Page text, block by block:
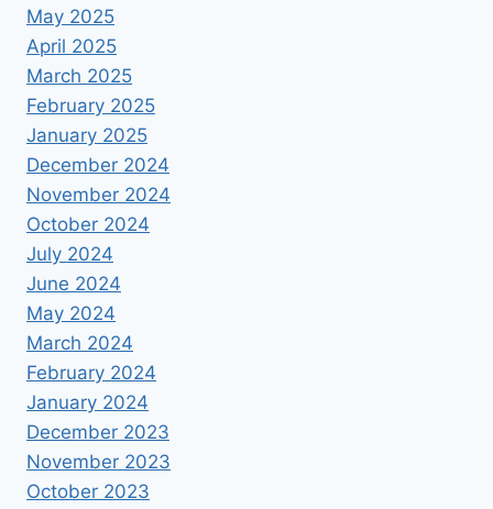
May 2025
April 2025
March 2025
February 2025
January 2025
December 2024
November 2024
October 2024
July 2024
June 2024
May 2024
March 2024
February 2024
January 2024
December 2023
November 2023
October 2023